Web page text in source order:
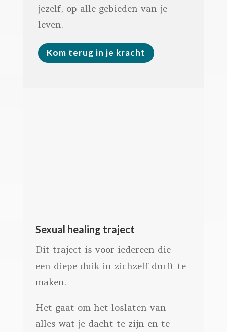
jezelf, op alle gebieden van je
leven.
Kom terug in je kracht
Sexual healing traject
Dit traject is voor iedereen die
een diepe duik in zichzelf durft te
maken.
Het gaat om het loslaten van
alles wat je dacht te zijn en te